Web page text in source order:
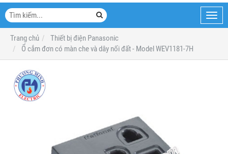
Trang chủ
Thiết bị điện Panasonic
Ổ cắm đơn có màn che và dây nối đất - Model WEV1181-7H